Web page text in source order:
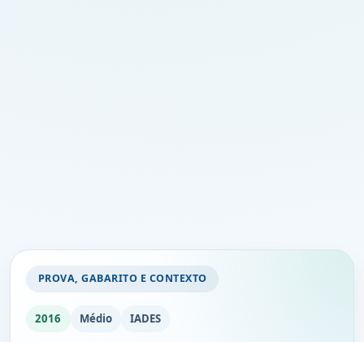
PROVA, GABARITO E CONTEXTO
2016 Médio IADES